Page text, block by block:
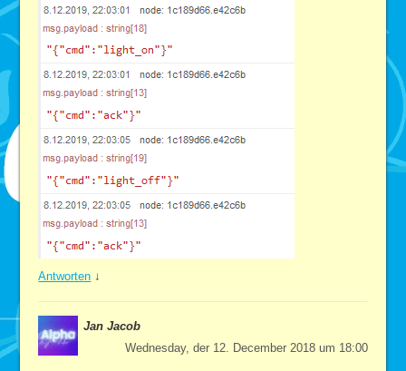
Antworten ↓
Jan Jacob
Wednesday, der 12. December 2018 um 18:00